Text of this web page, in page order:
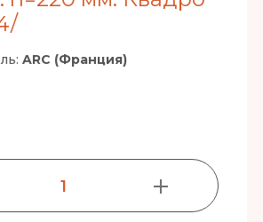
ARC (Франция)
1